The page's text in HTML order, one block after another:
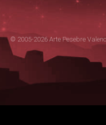
© 2005-2026 Arte Pesebre